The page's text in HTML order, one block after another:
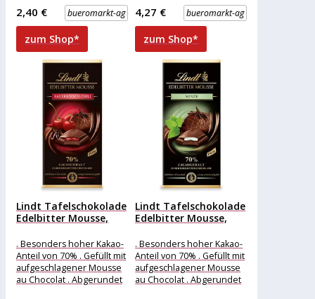
aufgeschlagene
Kakaocreme mit zarter
Schokolade
bueromarkt-ag
2,40 €
zum Shop*
Füllung Merkmale: Sorte:
bueromarkt-ag
4,27 €
zum Shop*
Lindt Tafelschokolade
Edelbitter Mousse,
. Besonders hoher Kakao-
Anteil von 70% . Gefüllt mit
aufgeschlagener Mousse
au Chocolat . Abgerundet
Lindt Tafelschokolade
Edelbitter Mousse,
. Besonders hoher Kakao-
Anteil von 70% . Gefüllt mit
aufgeschlagener Mousse
au Chocolat . Abgerundet